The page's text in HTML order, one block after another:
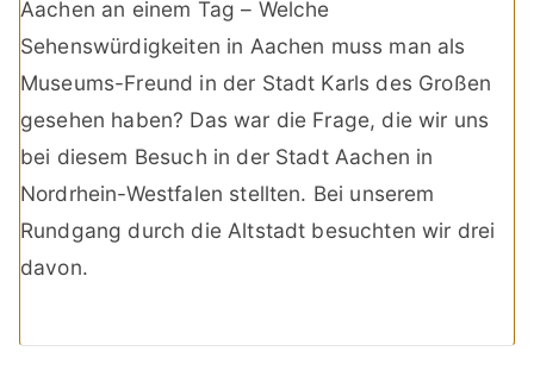
Aachen an einem Tag – Welche
Sehenswürdigkeiten in Aachen muss man als
Museums-Freund in der Stadt Karls des Großen
gesehen haben? Das war die Frage, die wir uns
bei diesem Besuch in der Stadt Aachen in
Nordrhein-Westfalen stellten. Bei unserem
Rundgang durch die Altstadt besuchten wir drei
davon.